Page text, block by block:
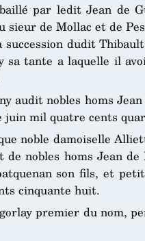
par ledit Jean de
sieur de Mollac et de
succession dudit
sa tante a laquelle il
audit nobles homs
mil quatre cents
noble damoiselle
nobles homs Jean
son fils, et
cinquante huit.
premier du nom,